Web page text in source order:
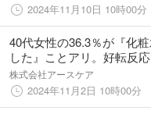
2024年11月10日 10時00分
40代女性の36.3％が『化
した』ことアリ。好転反
てもいい？
株式会社アースケア
2024年11月2日 10時00分